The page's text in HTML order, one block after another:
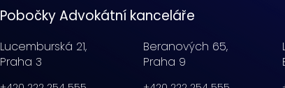
Pobočky Advokátní kanceláře
Lucemburská 21,
Praha 3
Beranových 65,
Praha 9